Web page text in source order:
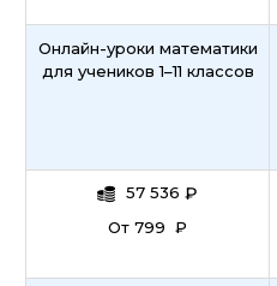
Онлайн-уроки математики
для учеников 1–11 классов
57 536 ₽
От 799 ₽